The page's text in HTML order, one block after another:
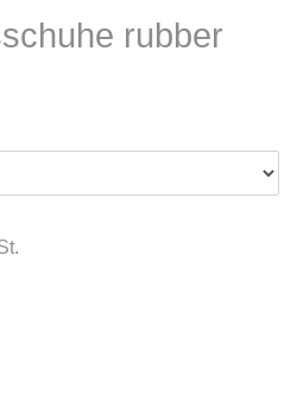
rubber